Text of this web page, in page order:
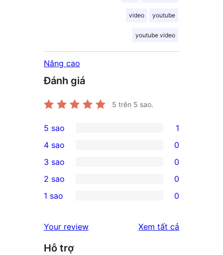
video youtube
youtube video
Nâng cao
Đánh giá
5 trên 5 sao.
1
5-
star
review
5 sao 1
4-
star
reviews
4 sao 0
0
3-
star
3 sao 0
2-
reviews
2 sao 0
star
reviews
1 sao 0
Your review Xem tất cả
Hỗ trợ